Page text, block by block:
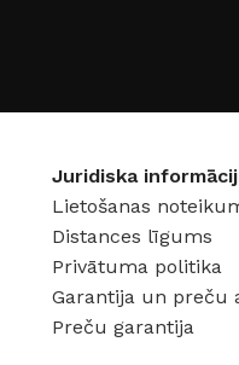
Juridiska
Lietošanas
Distances līgums
Privātuma politika
Garantija un preču
Preču garantija